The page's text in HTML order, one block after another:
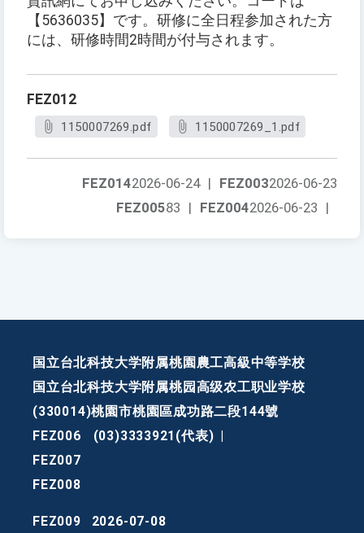
【5636035】です。研修に全日程参加された方
には、研修時間2時間が付与されます。
FEZ012
1150007269.pdf 1150007269_1.pdf
FEZ0032026-06-23
FEZ0142026-06-24 |
FEZ0042026-06-23 |
FEZ00583 |
国立台北科技大学附属桃園農工高級中等学校
国立台北科技大学附属桃园高级农工职业学校
(330014)桃園市桃園區成功路二段144號
FEZ006
(03)3333921(代表)
FEZ007
FEZ008
FEZ009 2026-07-08